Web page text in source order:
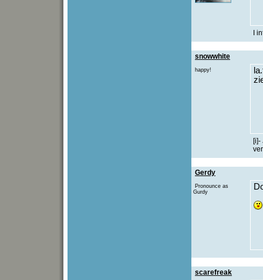
I
snowwhite
happy!
Gerdy
Pronounce as
Gurdy
scarefreak